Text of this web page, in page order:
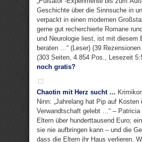
Geschichte über die Sinnsuche in
verpackt in einen modernen
gerne gut recherchierte Romane
und Neurologie liest, ist mit diesem
beraten …“ (Leser) (39
(303 Seiten, 4.854 Pos., Lesezeit
noch gratis?
Chaotin mit Herz sucht …
Ninn: „Jahrelang hat Pip auf Kosten
Verwandtschaft gelebt …“ – Patricia
Eltern über hunderttausend Euro;
sie nie aufbringen kann – und die
dass die Eltern ihr Haus verlieren.